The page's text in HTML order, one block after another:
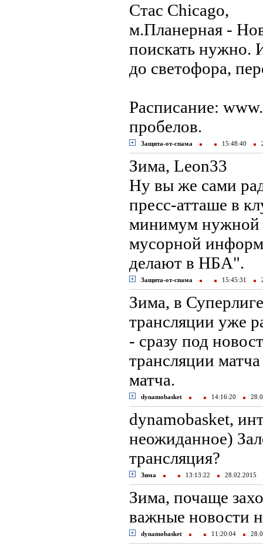
Стас Chicago,
м.Планерная -
поискать нужно.
до светофора,
Расписание:
пробелов.
Защита-от-спама 15:48:40
Зима, Leon33
Ну вы же сами
пресс-атташе в
минимум нужной
мусорной
делают в НБА".
Защита-от-спама 15:45:31
Зима, в
трансляции уже
- сразу под
трансляции
матча.
dynamobasket 14:16:20
dynamobasket,
неожиданное)
трансляция?
Зима 13:13:22 28.02.2015
Зима, почаще
важные новости
dynamobasket 11:20:04